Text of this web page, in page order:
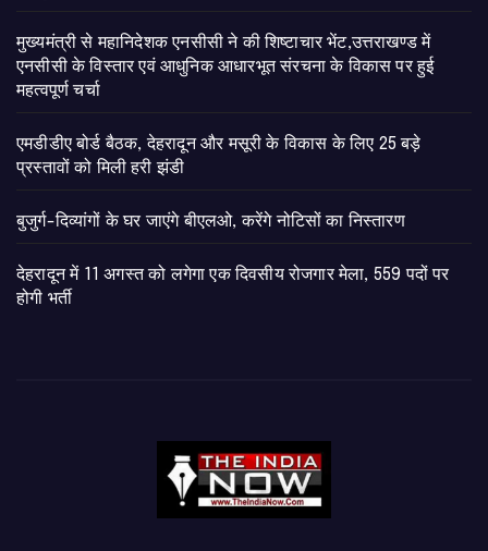
मुख्यमंत्री से महानिदेशक एनसीसी ने की शिष्टाचार भेंट,उत्तराखण्ड में
एनसीसी के विस्तार एवं आधुनिक आधारभूत संरचना के विकास पर हुई
महत्वपूर्ण चर्चा
एमडीडीए बोर्ड बैठक, देहरादून और मसूरी के विकास के लिए 25 बड़े
प्रस्तावों को मिली हरी झंडी
बुजुर्ग-दिव्यांगों के घर जाएंगे बीएलओ, करेंगे नोटिसों का निस्तारण
​देहरादून में 11 अगस्त को लगेगा एक दिवसीय रोजगार मेला, 559 पदों पर
होगी भर्ती